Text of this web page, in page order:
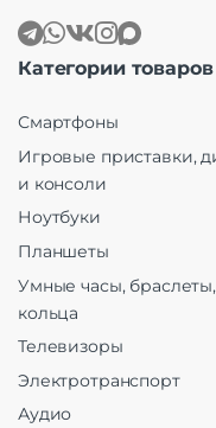
Категории товаров
Смартфоны
Игровые приставки,
и консоли
Ноутбуки
Планшеты
Умные часы, браслеты,
кольца
Телевизоры
Электротранспорт
Аудио